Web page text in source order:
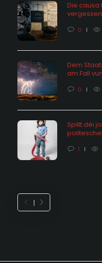
Die causa
0
Dem
am Fall
0
Spillt déi
1